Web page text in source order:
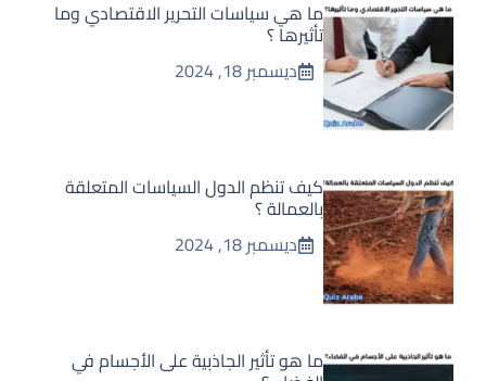
ما هي سياسات التحرير الاقتصادي وما
تأثيرها ؟
ديسمبر 18, 2024
كيف تنظم الدول السياسات المتعلقة
بالعمالة ؟
ديسمبر 18, 2024
ما هو تأثير الجاذبية على الأجسام في